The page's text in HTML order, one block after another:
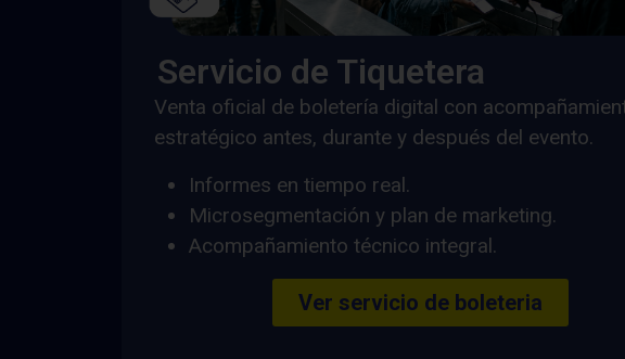
Servicio de Tiquetera
Venta oficial de boletería digital con
estratégico antes, durante y después del evento.
Informes en tiempo real.
Microsegmentación y plan de marketing.
Acompañamiento técnico integral.
Ver servicio de boleteria